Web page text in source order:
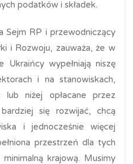
podatków i składek.
Sejm RP i przewodniczący
i Rozwoju, zauważa, że w
Ukraińcy wypełniają niszę
i na stanowiskach,
niżej opłacane przez
się rozwijać, chcą
i jednocześnie więcej
przestrzeń dla tych
krajową. Musimy